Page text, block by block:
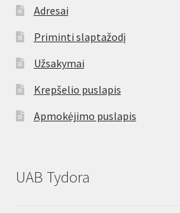
Adresai
Priminti slaptažodį
Užsakymai
Krepšelio puslapis
Apmokėjimo puslapis
UAB Tydora